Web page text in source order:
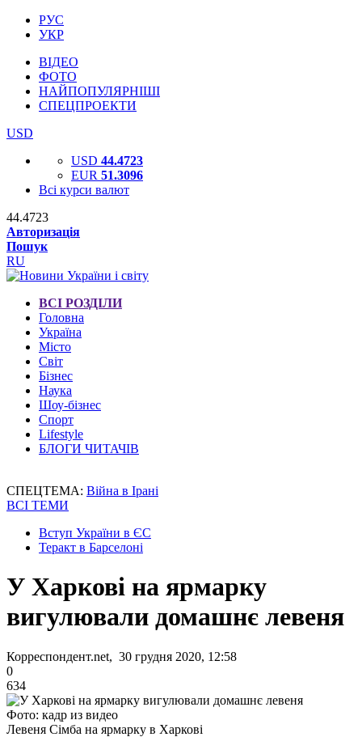
РУС
УКР
ВІДЕО
ФОТО
НАЙПОПУЛЯРНІШІ
СПЕЦПРОЕКТИ
USD
USD 44.4723
EUR 51.3096
Всі курси валют
44.4723
Авторизація
Пошук
RU
ВСІ РОЗДІЛИ
Головна
Україна
Місто
Світ
Бізнес
Наука
Шоу-бізнес
Спорт
Lifestyle
БЛОГИ ЧИТАЧІВ
СПЕЦТЕМА: Війна в Ірані
ВСІ ТЕМИ
Вступ України в ЄС
Теракт в Барселоні
У Харкові на ярмарку
вигулювали домашнє левеня
Корреспондент.net, 30 грудня 2020, 12:58
0
634
Фото: кадр из видео
Левеня Сімба на ярмарку в Харкові